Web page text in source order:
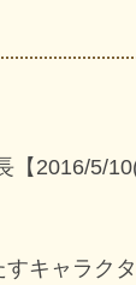
2016/5/10(
ャラクタ